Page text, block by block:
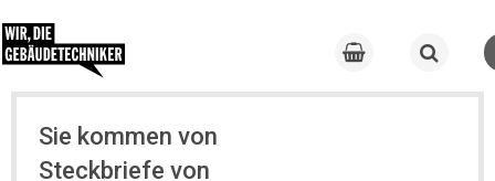
Sie kommen von
Steckbriefe von